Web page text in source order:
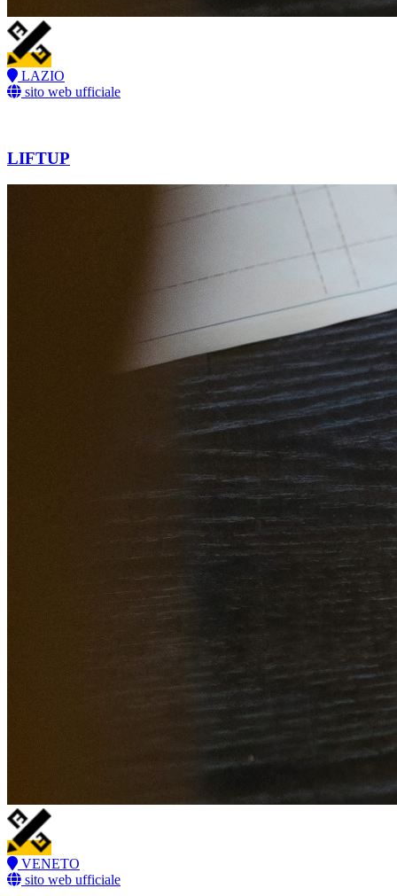
LAZIO
sito web ufficiale
LIFTUP
VENETO
sito web ufficiale